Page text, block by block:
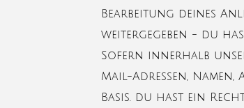
Bearbeitung deines
weitergegeben - du
Sofern innerhalb
Mail-Adressen,
Basis. du hast ein